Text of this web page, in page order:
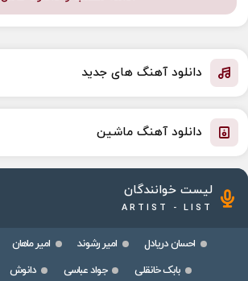
دانلود آهنگ های جدید
دانلود آهنگ ماشین
لیست خوانندگان
ARTIST - LIST
احسان دریادل امیر رشوند امیر ماهان
بابک خانقلی
جواد عباسی دانوش